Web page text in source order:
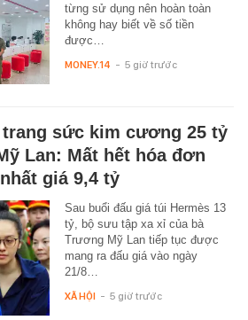
từng sử dụng nên hoàn toàn
không hay biết về số tiền
được…
MONEY.14 - 5 giờ trước
sức kim cương 25 tỷ
Lan: Mất hết hóa đơn
giá 9,4 tỷ
Sau buổi đấu giá túi Hermès 13
tỷ, bộ sưu tập xa xỉ của bà
Trương Mỹ Lan tiếp tục được
mang ra đấu giá vào ngày
21/8…
XÃ HỘI - 5 giờ trước